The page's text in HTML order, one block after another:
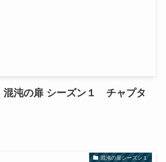
混沌の扉 シーズン１ チャプタ
混沌の扉シーズン１